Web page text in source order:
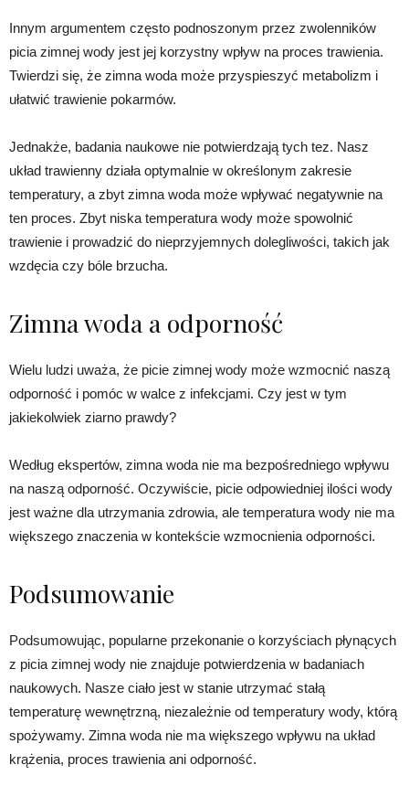
Innym argumentem często podnoszonym przez zwolenników
picia zimnej wody jest jej korzystny wpływ na proces trawienia.
Twierdzi się, że zimna woda może przyspieszyć metabolizm i
ułatwić trawienie pokarmów.
Jednakże, badania naukowe nie potwierdzają tych tez. Nasz
układ trawienny działa optymalnie w określonym zakresie
temperatury, a zbyt zimna woda może wpływać negatywnie na
ten proces. Zbyt niska temperatura wody może spowolnić
trawienie i prowadzić do nieprzyjemnych dolegliwości, takich jak
wzdęcia czy bóle brzucha.
Zimna woda a odporność
Wielu ludzi uważa, że picie zimnej wody może wzmocnić naszą
odporność i pomóc w walce z infekcjami. Czy jest w tym
jakiekolwiek ziarno prawdy?
Według ekspertów, zimna woda nie ma bezpośredniego wpływu
na naszą odporność. Oczywiście, picie odpowiedniej ilości wody
jest ważne dla utrzymania zdrowia, ale temperatura wody nie ma
większego znaczenia w kontekście wzmocnienia odporności.
Podsumowanie
Podsumowując, popularne przekonanie o korzyściach płynących
z picia zimnej wody nie znajduje potwierdzenia w badaniach
naukowych. Nasze ciało jest w stanie utrzymać stałą
temperaturę wewnętrzną, niezależnie od temperatury wody, którą
spożywamy. Zimna woda nie ma większego wpływu na układ
krążenia, proces trawienia ani odporność.